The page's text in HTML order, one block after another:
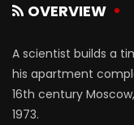
OVERVIEW
A scientist builds a
his apartment
16th century
1973.